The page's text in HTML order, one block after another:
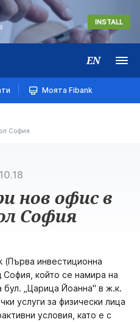
INSTALL
EN Меню
Моята Fibank
София
нов офис в
София
(Първа инвестиционна
София, който се намира на
„Царица Йоанна" в ж.к.
услуги за физически лица
условия, като е с